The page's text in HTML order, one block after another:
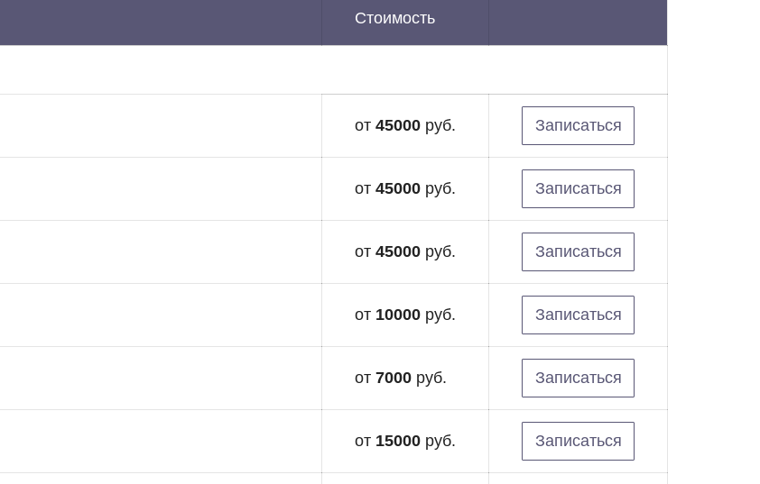
Стоимость
от 45000 руб. Записаться
от 45000 руб. Записаться
от 45000 руб. Записаться
от 10000 руб. Записаться
от 7000 руб. Записаться
от 15000 руб. Записаться